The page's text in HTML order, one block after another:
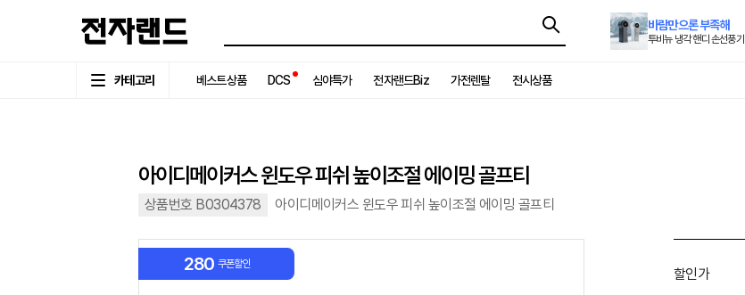
바람만으론 부족해
투비뉴 냉각 핸디 손선풍기
카테고리 베스트상품 DCS 심야특가 전자랜드Biz 가전렌탈 전시상품
아이디메이커스 윈도우 피쉬 높이조절 에이밍 골프티
상품번호 B0304378 아이디메이커스 윈도우 피쉬 높이조절 에이밍 골프티
280 쿠폰할인
할인가